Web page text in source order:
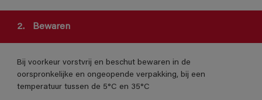
2. Bewaren
Bij voorkeur vorstvrij en beschut bewaren in de
oorspronkelijke en ongeopende verpakking, bij een
temperatuur tussen de 5°C en 35°C